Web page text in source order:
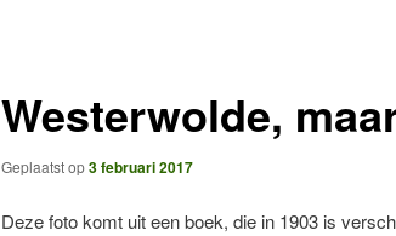
Westerwolde,
Geplaatst op3 februari 2017
Deze foto komt uit een boek, die in 1903 is